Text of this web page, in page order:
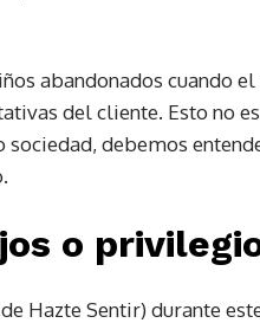
abandonados cuando
del cliente. Esto no
debemos
o
Hazte Sentir) durante